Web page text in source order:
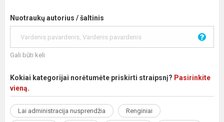
Nuotraukų autorius / šaltinis
Gali būti keli
Kokiai kategorijai norėtumėte priskirti straipsnį? Pasirinkite
vieną.
Lai administracija nusprendžia Renginiai